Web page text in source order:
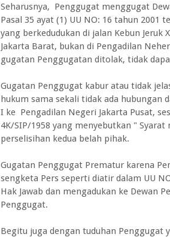
Seharusnya, Penggugat menggugat
Pasal 35 ayat (1) UU NO: 16 tahun 2001
yang berkedudukan di jalan Kebun Jeruk
Jakarta Barat, bukan di Pengadilan
gugatan Penggugatan ditolak, tidak
Gugatan Penggugat kabur atau tidak
hukum sama sekali tidak ada hubungan
I ke Pengadilan Negeri Jakarta Pusat,
4K/SIP/1958 yang menyebutkan "
perselisihan kedua belah pihak.
Gugatan Penggugat Prematur karena
sengketa Pers seperti diatir dalam UU
Hak Jawab dan mengadukan ke Dewan
Penggugat.
Begitu juga dengan tuduhan Penggugat